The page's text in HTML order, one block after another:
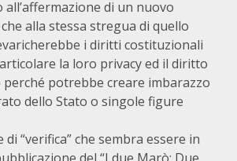
all’affermazione di un nuovo
alla stessa stregua di quello
i diritti costituzionali
la loro privacy ed il diritto
perché potrebbe creare imbarazzo
dello Stato o singole figure
di “verifica” che sembra essere in